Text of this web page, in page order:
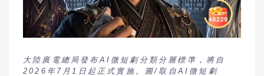
大陸廣電總局發布AI微短劇分類分層標準，將自
2026年7月1日起正式實施。圖/取自AI微短劇